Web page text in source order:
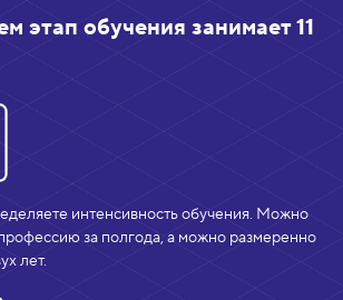
этап обучения занимает 11
интенсивность обучения. Можно
за полгода, а можно размеренно
лет.